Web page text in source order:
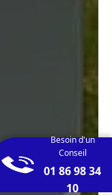
Besoin d'un
Conseil
01 86 98 34
10